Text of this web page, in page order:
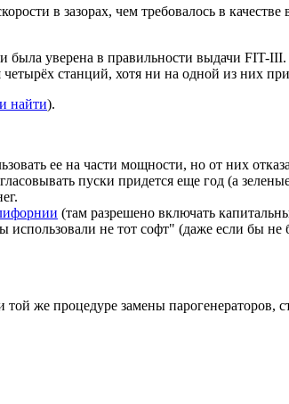
в зазорах, чем требовалось в
была уверена в правильности выдачи FIT-
станций, хотя ни на одной из них
найти).
ее на части мощности, но от них
пуски придется еще год (а
(там разрешено включать
использовали не тот софт" (даже если бы
же процедуре замены парогенераторов,